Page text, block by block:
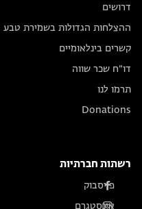
דרושים
ההצלחות הגדולות בשמירת טבע
קשרים בינלאומיים
דו״ח שכר שווה
תרמו לנו
Donations
רשתות חברתיות
פייסבוק
אינסטגרם